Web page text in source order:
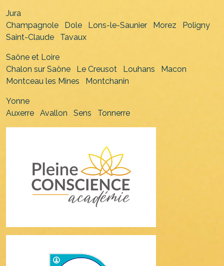
Jura
Champagnole
Dole Lons-le-Saunier Morez
Poligny
Saint-Claude
Tavaux
Saône et Loire
Chalon sur Saône
Le Creusot Louhans
Macon
Montceau les Mines
Montchanin
Yonne
Auxerre
Avallon Sens Tonnerre